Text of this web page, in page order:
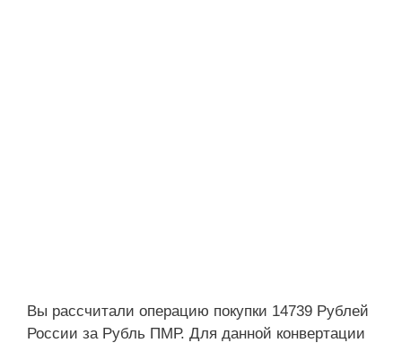
Вы рассчитали операцию покупки 14739 Рублей
России за Рубль ПМР. Для данной конвертации